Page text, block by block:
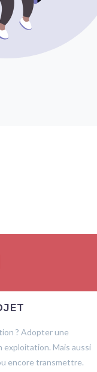
? Adopter une
exploitation. Mais aussi
encore transmettre.